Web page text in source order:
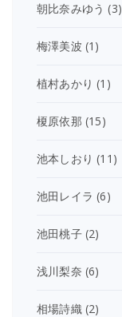
朝比奈みゆう (3)
梅澤美波 (1)
植村あかり (1)
榎原依那 (15)
池本しおり (11)
池田レイラ (6)
池田桃子(2)
浅川梨奈 (6)
相場詩織(2)